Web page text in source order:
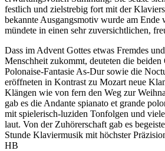
festlich und zielstrebig fort mit der
bekannte Ausgangsmotiv wurde am Ende
mündete in einen sehr zuversichtlichen,
Dass im Advent Gottes etwas Fremdes
Menschheit zukommt, deuteten die
Polonaise-Fantasie As-Dur sowie die
eröffneten in Kontrast zu Mozart neue
Klängen wie von fern den Weg zur
gab es die Andante spianato et grande
mit spielerisch-luziden Tonfolgen und
laut. Von der Zuhörerschaft gab es
Stunde Klaviermusik mit höchster
HB